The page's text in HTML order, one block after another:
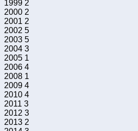
1999 2
2000 2
2001 2
2002 5
2003 5
2004 3
2005 1
2006 4
2008 1
2009 4
2010 4
2011 3
2012 3
2013 2